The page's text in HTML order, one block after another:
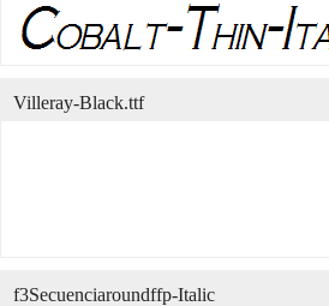
Villeray-Black.ttf
f3Secuenciaroundffp-Italic